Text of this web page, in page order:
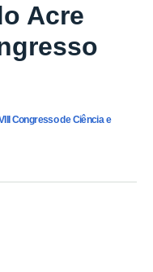
Acre
Congresso de Ciência e